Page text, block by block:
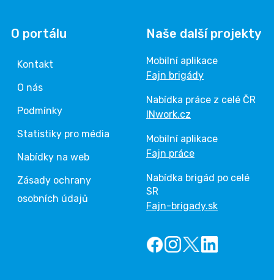
O portálu
Kontakt
O nás
Podmínky
Statistiky pro média
Nabídky na web
Zásady ochrany
osobních údajů
Naše další projekty
Mobilní aplikace
Fajn brigády
Nabídka práce z celé ČR
INwork.cz
Mobilní aplikace
Fajn práce
Nabídka brigád po celé
SR
Fajn-brigady.sk